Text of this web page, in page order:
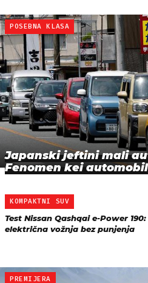
POSEBNA KLASA
Japanski jeftini mali
Fenomen kei
KOMPAKTNI SUV
Test Nissan Qashqai e-Power
električna vožnja bez punjenja
PREMIJERA